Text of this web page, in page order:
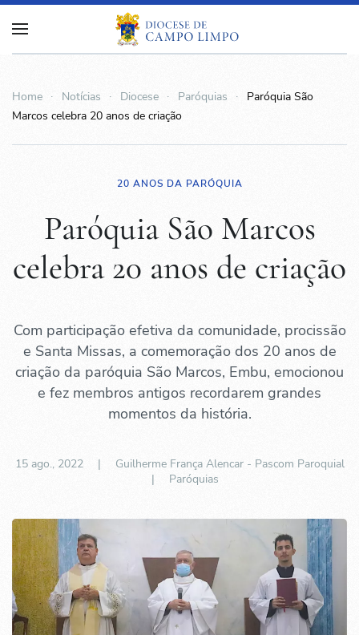
Home Notícias Diocese Paróquias
Paróquia São
Marcos celebra 20 anos de criação
20 ANOS DA PARÓQUIA
Paróquia São Marcos
celebra 20 anos de criação
Com participação efetiva da comunidade, procissão
e Santa Missas, a comemoração dos 20 anos de
criação da paróquia São Marcos, Embu, emocionou
e fez membros antigos recordarem grandes
momentos da história.
15 ago., 2022| Guilherme França Alencar - Pascom Paroquial
| Paróquias